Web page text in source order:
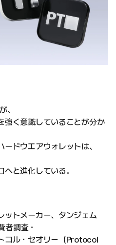
、
強く意識していることが分か
ドウエアウォレットは、
と進化している。
ットメーカー、タンジェム
者調査・
コル・セオリー（Protocol